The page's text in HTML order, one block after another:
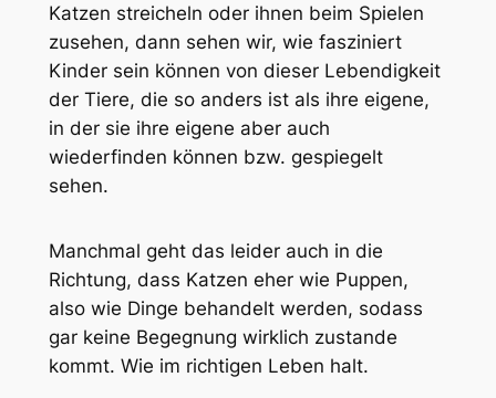
Katzen streicheln oder ihnen beim Spielen
zusehen, dann sehen wir, wie fasziniert
Kinder sein können von dieser Lebendigkeit
der Tiere, die so anders ist als ihre eigene,
in der sie ihre eigene aber auch
wiederfinden können bzw. gespiegelt
sehen.
Manchmal geht das leider auch in die
Richtung, dass Katzen eher wie Puppen,
also wie Dinge behandelt werden, sodass
gar keine Begegnung wirklich zustande
kommt. Wie im richtigen Leben halt.